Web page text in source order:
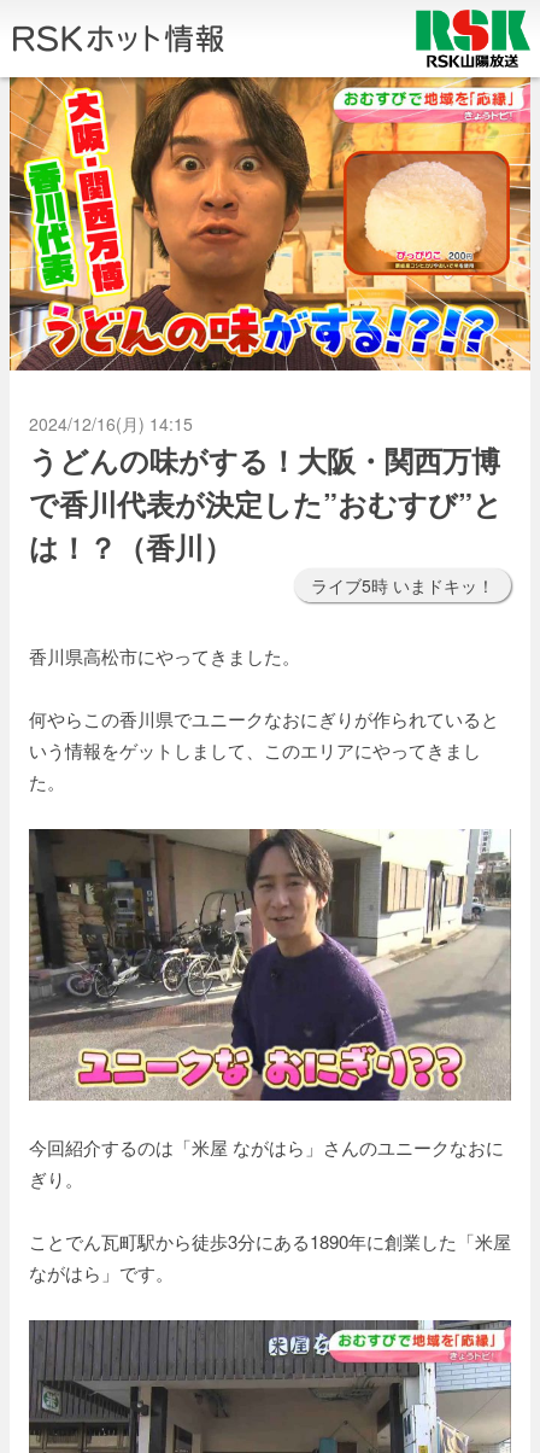
2024/12/16(月) 14:15
うどんの味がする！大阪・関西万博
で香川代表が決定した”おむすび”と
は！？（香川）
ライブ5時 いまドキッ！
香川県高松市にやってきました。
何やらこの香川県でユニークなおにぎりが作られていると
いう情報をゲットしまして、このエリアにやってきまし
た。
今回紹介するのは「米屋 ながはら」さんのユニークなおに
ぎり。
ことでん瓦町駅から徒歩3分にある1890年に創業した「米屋
ながはら」です。